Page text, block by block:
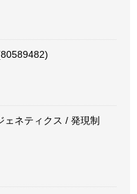
ネティクス / 発現制